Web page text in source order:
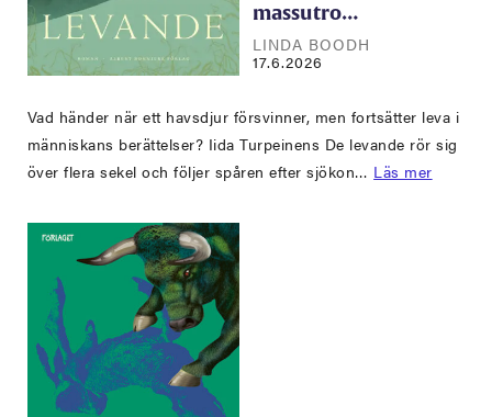
massutro…
LINDA BOODH
17.6.2026
Vad händer när ett havsdjur försvinner, men fortsätter leva i
människans berättelser? Iida Turpeinens De levande rör sig
över flera sekel och följer spåren efter sjökon… Läs mer